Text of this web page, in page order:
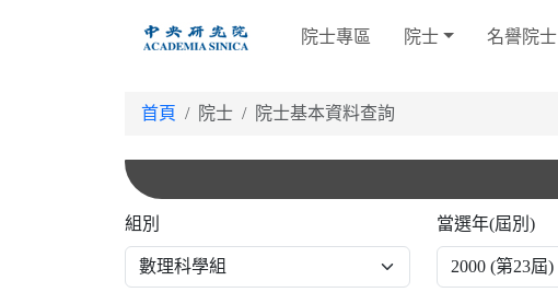
院士專區 院士 名譽院士
首頁 院士 院士基本資料查詢
組別 當選年(屆別)